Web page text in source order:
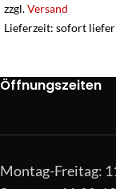
zzgl.Versand
Lieferzeit: sofort
Öffnungszeiten
Montag-Freitag: